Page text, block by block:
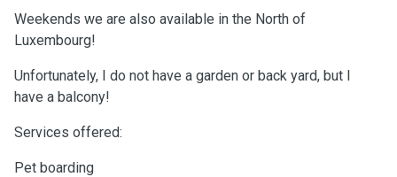
Weekends we are also available in the North of
Luxembourg!
Unfortunately, I do not have a garden or back yard, but I
have a balcony!
Services offered:
Pet boarding